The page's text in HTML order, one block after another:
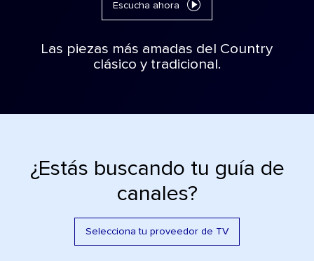
Escucha ahora
Las piezas más amadas del Country
clásico y tradicional.
¿Estás buscando tu guía de
canales?
Selecciona tu proveedor de TV